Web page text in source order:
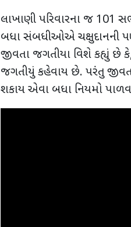
લાખાણી પરિવારના જ 101
બધા સંબધીઓએ ચક્ષુદાનની
જીવતા જગતીયા વિશે કહ્યું છે કે
જગતીયું કહેવાય છે. પરંતુ
શકાય એવા બધા નિયમો